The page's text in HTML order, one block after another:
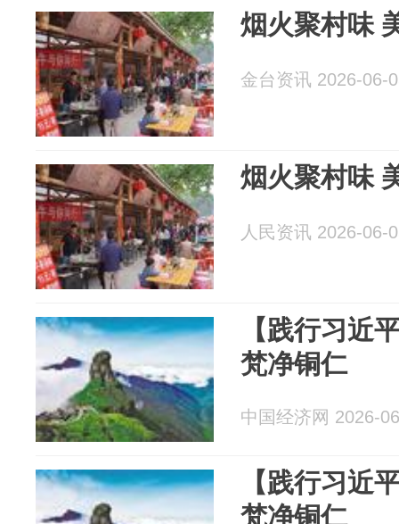
烟火聚村味
金台资讯 2026-06-
烟火聚村味
人民资讯 2026-06-
【践行习近
梵净铜仁
中国经济网 2026-
【践行习近
梵净铜仁